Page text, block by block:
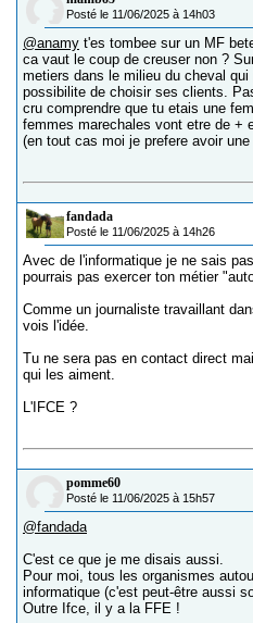
Posté le 11/06/2025 à 14h03
@anamy t'es tombee sur un MF
ca vaut le coup de creuser non ?
metiers dans le milieu du cheval
possibilite de choisir ses clients.
cru comprendre que tu etais une
femmes marechales vont etre de +
(en tout cas moi je prefere avoir
fandada
Posté le 11/06/2025 à 14h26
Avec de l'informatique je ne sais
pourrais pas exercer ton métier
Comme un journaliste travaillant
vois l'idée.
Tu ne sera pas en contact direct
qui les aiment.
L'IFCE ?
pomme60
Posté le 11/06/2025 à 15h57
@fandada
C'est ce que je me disais aussi.
Pour moi, tous les organismes
informatique (c'est peut-être aussi
Outre Ifce, il y a la FFE !